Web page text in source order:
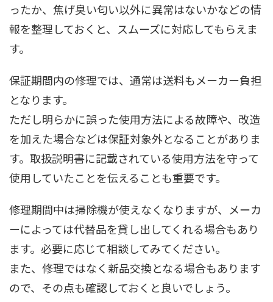
ったか、焦げ臭い匂い以外に異常はないかなどの情
報を整理しておくと、スムーズに対応してもらえま
す。
保証期間内の修理では、通常は送料もメーカー負担
となります。
ただし明らかに誤った使用方法による故障や、改造
を加えた場合などは保証対象外となることがありま
す。取扱説明書に記載されている使用方法を守って
使用していたことを伝えることも重要です。
修理期間中は掃除機が使えなくなりますが、メーカ
ーによっては代替品を貸し出してくれる場合もあり
ます。必要に応じて相談してみてください。
また、修理ではなく新品交換となる場合もあります
ので、その点も確認しておくと良いでしょう。